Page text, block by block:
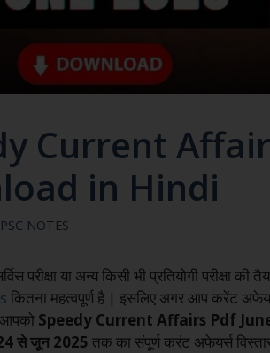
Current
in Hindi
NOTES
परीक्षा या अन्य किसी भी प्रतियोगी परीक्षा
कितना महत्वपूर्ण है | इसलिए अगर आप करेंट
Speedy Current Affairs Pdf
से जून 2025 तक का संपूर्ण करंट अफेयर्स